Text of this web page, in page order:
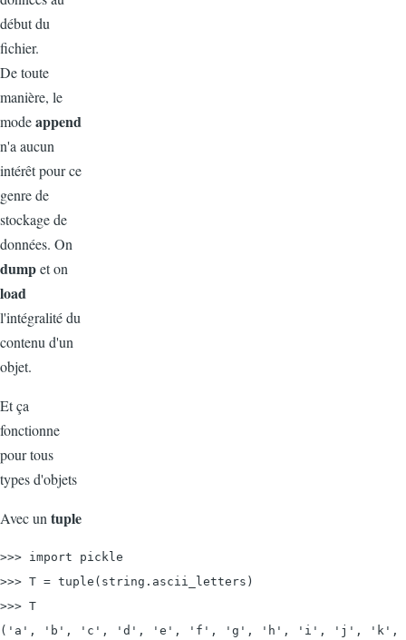
début du
fichier.
De toute
manière, le
modeappend
n'a aucun
intérêt pour ce
genre de
stockage de
données. On
dumpet on
load
l'intégralité du
contenu d'un
objet.
Et ça
fonctionne
pour tous
types d'objets
Avec un tuple
>>> import pickle
>>> T = tuple(string.ascii_letters)
>>> T
('a', 'b', 'c', 'd', 'e', 'f', 'g', 'h', 'i', 'j', 'k',